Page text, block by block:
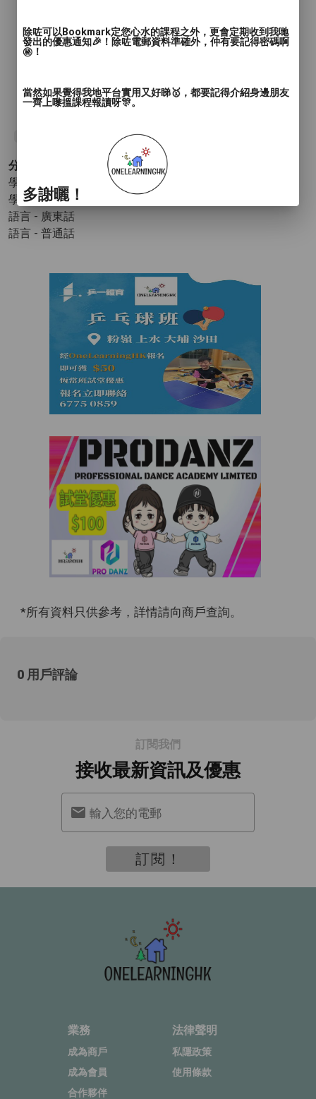
分類 :
學術 - 幼兒教育(學術)
學術 - 基礎教育
語言 - 廣東話
語言 - 普通話
*所有資料只供參考，詳情請向商戶查詢。
0 用戶評論
訂閱我們
接收最新資訊及優惠
輸入您的電郵
訂閱！
業務
成為商戶
成為會員
合作夥伴
法律聲明
私隱政策
使用條款
除咗可以Bookmark定您心水的課程之外，更會定期收到我哋
發出的優惠通知🎉！除咗電郵資料準確外，仲有要記得密碼啊
㊙️！
當然如果覺得我地平台實用又好睇🥇，都要記得介紹身邊朋友
一齊上嚟搵課程報讀呀🎊。
多謝曬！